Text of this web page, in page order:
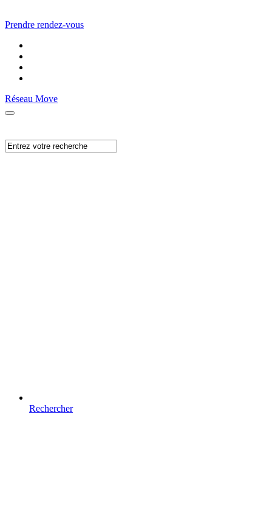
Prendre rendez-vous
Réseau Move
Rechercher